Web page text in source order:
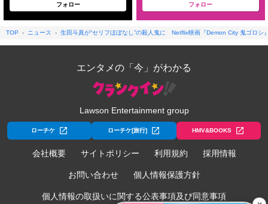
フォロー フォロー
TOP ニュース 生田斗真が“セリフほぼなし”の殺人鬼に Netflix映画『Demon City 鬼ゴロシ
エンタメの「今」がわかる
Lawson Entertainment group
ローチケ ローチケ[旅行] HMV&BOOKS
会社概要 サイトポリシー 利用規約 採用情報
お問い合わせ 個人情報保護方針
個人情報の取扱いに関する公表事項及び同意事項